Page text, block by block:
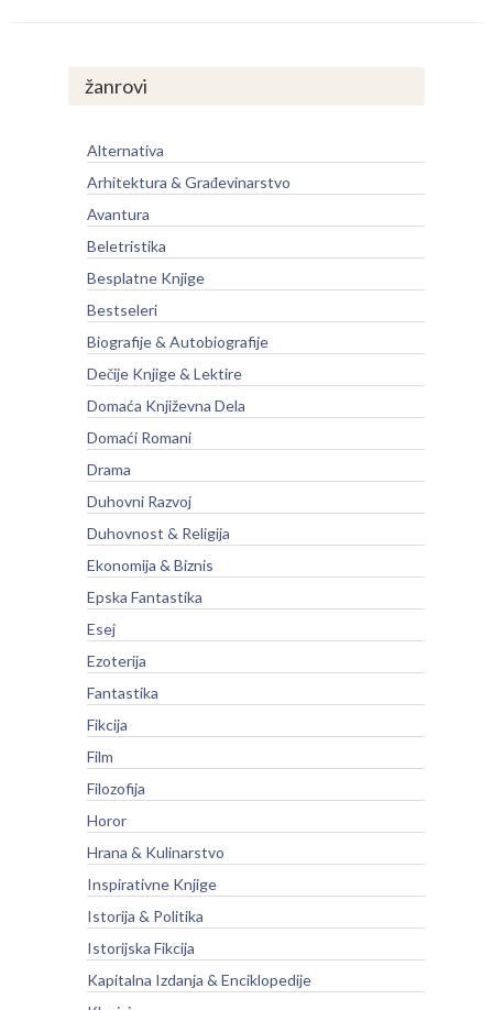
žanrovi
Alternativa
Arhitektura & Građevinarstvo
Avantura
Beletristika
Besplatne Knjige
Bestseleri
Biografije & Autobiografije
Dečije Knjige & Lektire
Domaća Književna Dela
Domaći Romani
Drama
Duhovni Razvoj
Duhovnost & Religija
Ekonomija & Biznis
Epska Fantastika
Esej
Ezoterija
Fantastika
Fikcija
Film
Filozofija
Horor
Hrana & Kulinarstvo
Inspirativne Knjige
Istorija & Politika
Istorijska Fikcija
Kapitalna Izdanja & Enciklopedije